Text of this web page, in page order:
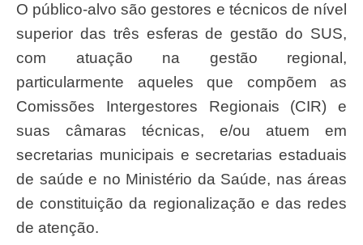
O público-alvo são gestores e técnicos de nível
superior das três esferas de gestão do SUS,
com atuação na gestão regional,
particularmente aqueles que compõem as
Comissões Intergestores Regionais (CIR) e
suas câmaras técnicas, e/ou atuem em
secretarias municipais e secretarias estaduais
de saúde e no Ministério da Saúde, nas áreas
de constituição da regionalização e das redes
de atenção.